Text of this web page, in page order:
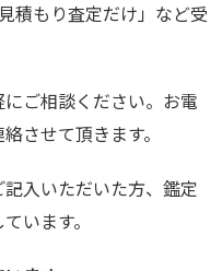
積もり査定だけ」など受
ご相談ください。お電
させて頂きます。
入いただいた方、鑑定
います。